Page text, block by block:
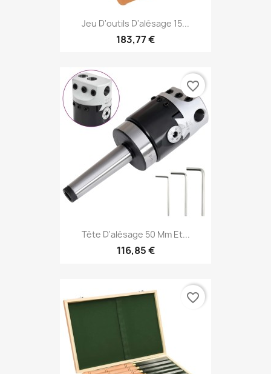
Jeu D'outils D'alésage 15...
183,77 €
Tête D'alésage 50 Mm Et...
116,85 €
favorite_border
favorite_border